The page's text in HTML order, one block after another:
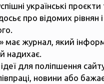
українські проєкти
про відомих рівнян
має журнал, який
надихає.
для поліпшення
новини або